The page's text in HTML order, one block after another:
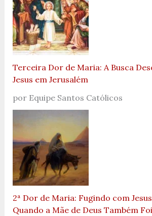
Terceira Dor de Maria: A Busca
Jesus em Jerusalém
por Equipe Santos Católicos
2ª Dor de Maria: Fugindo com
Quando a Mãe de Deus Também